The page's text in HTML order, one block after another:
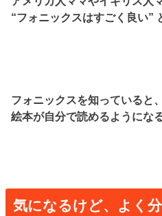
“フォニックスはすごく良い”
フォニックスを知っていると、
絵本が自分で読めるようにな
気になるけど、よく